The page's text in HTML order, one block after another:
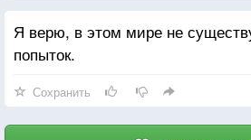
Я верю, в этом мире не
попыток.
Сохранить